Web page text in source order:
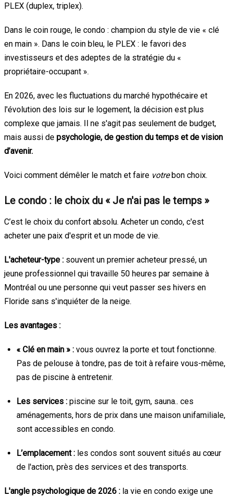
PLEX (duplex, triplex).
Dans le coin rouge, le condo : champion du style de vie « clé
en main ». Dans le coin bleu, le PLEX : le favori des
investisseurs et des adeptes de la stratégie du «
propriétaire-occupant ».
En 2026, avec les fluctuations du marché hypothécaire et
l'évolution des lois sur le logement, la décision est plus
complexe que jamais. Il ne s'agit pas seulement de budget,
mais aussi de psychologie, de gestion du temps et de vision
d’avenir.
Voici comment démêler le match et faire votrebon choix.
Le condo : le choix du « Je n'ai pas le temps »
C’est le choix du confort absolu. Acheter un condo, c'est
acheter une paix d'esprit et un mode de vie.
L'acheteur-type : souvent un premier acheteur pressé, un
jeune professionnel qui travaille 50 heures par semaine à
Montréal ou une personne qui veut passer ses hivers en
Floride sans s'inquiéter de la neige.
Les avantages :
« Clé en main » : vous ouvrez la porte et tout fonctionne.
Pas de pelouse à tondre, pas de toit à refaire vous-même,
pas de piscine à entretenir.
Les services : piscine sur le toit, gym, sauna.. ces
aménagements, hors de prix dans une maison unifamiliale,
sont accessibles en condo.
L’emplacement : les condos sont souvent situés au cœur
de l'action, près des services et des transports.
L'angle psychologique de 2026 : la vie en condo exige une